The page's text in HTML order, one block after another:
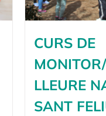
CURS DE
LLEURE
SANT